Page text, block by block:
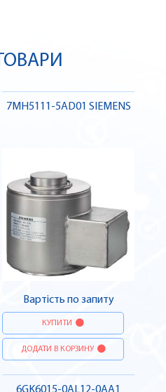
7MH5111-5AD01 SIEMENS
Вартість по запиту
КУПИТИ
ДОДАТИ В КОРЗИНУ